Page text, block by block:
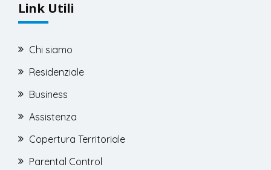
Link Utili
Chi siamo
Residenziale
Business
Assistenza
Copertura Territoriale
Parental Control